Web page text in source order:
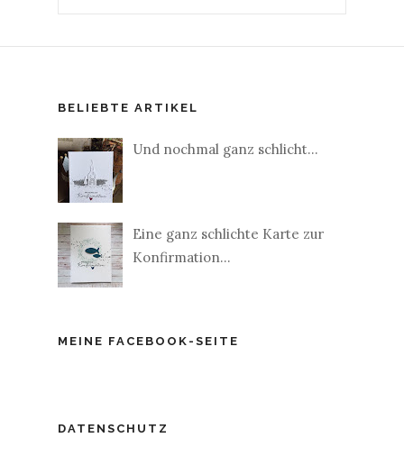
BELIEBTE ARTIKEL
Und nochmal ganz schlicht...
Eine ganz schlichte Karte zur
Konfirmation...
MEINE FACEBOOK-SEITE
DATENSCHUTZ